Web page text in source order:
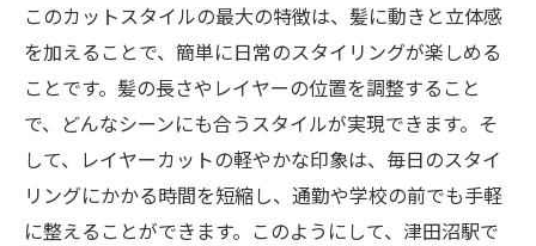
このカットスタイルの最大の特徴は、髪に動きと立体感
を加えることで、簡単に日常のスタイリングが楽しめる
ことです。髪の長さやレイヤーの位置を調整すること
で、どんなシーンにも合うスタイルが実現できます。そ
して、レイヤーカットの軽やかな印象は、毎日のスタイ
リングにかかる時間を短縮し、通勤や学校の前でも手軽
に整えることができます。このようにして、津田沼駅で